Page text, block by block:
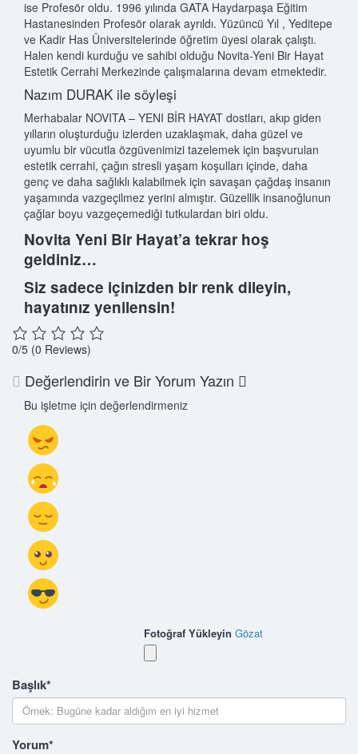
ise Profesör oldu. 1996 yılında GATA Haydarpaşa Eğitim
Hastanesinden Profesör olarak ayrıldı. Yüzüncü Yıl , Yeditepe
ve Kadir Has Üniversitelerinde öğretim üyesi olarak çalıştı.
Halen kendi kurduğu ve sahibi olduğu Novita-Yeni Bir Hayat
Estetik Cerrahi Merkezinde çalışmalarına devam etmektedir.
Nazım DURAK ile söyleşi
Merhabalar NOVITA – YENI BİR HAYAT dostları, akıp giden
yılların oluşturduğu izlerden uzaklaşmak, daha güzel ve
uyumlu bir vücutla özgüvenimizi tazelemek için başvurulan
estetik cerrahi, çağın stresli yaşam koşulları içinde, daha
genç ve daha sağlıklı kalabilmek için savaşan çağdaş insanın
yaşamında vazgeçilmez yerini almıştır. Güzellik insanoğlunun
çağlar boyu vazgeçemediği tutkulardan biri oldu.
Novita Yeni Bir Hayat’a tekrar hoş
geldiniz…
Siz sadece içinizden bir renk dileyin,
hayatınız yenilensin!
0/5 (0 Reviews)
Değerlendirin ve Bir Yorum Yazın
Bu işletme için değerlendirmeniz
Fotoğraf Yükleyin Gözat
Başlık*
Yorum*